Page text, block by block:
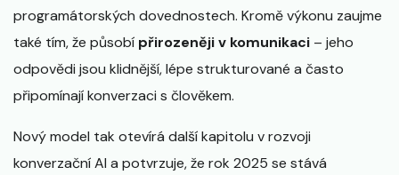
programátorských dovednostech. Kromě výkonu zaujme
také tím, že působí přirozeněji v komunikaci – jeho
odpovědi jsou klidnější, lépe strukturované a často
připomínají konverzaci s člověkem.
Nový model tak otevírá další kapitolu v rozvoji
konverzační AI a potvrzuje, že rok 2025 se stává